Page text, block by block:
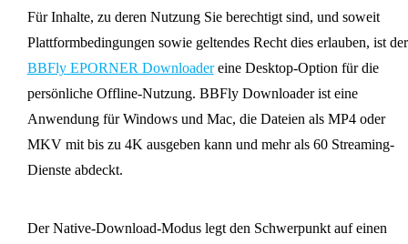
Für Inhalte, zu deren Nutzung Sie berechtigt sind, und soweit
Plattformbedingungen sowie geltendes Recht dies erlauben, ist der
BBFly EPORNER Downloadereine Desktop-Option für die
persönliche Offline-Nutzung. BBFly Downloader ist eine
Anwendung für Windows und Mac, die Dateien als MP4 oder
MKV mit bis zu 4K ausgeben kann und mehr als 60 Streaming-
Dienste abdeckt.
Der Native-Download-Modus legt den Schwerpunkt auf einen